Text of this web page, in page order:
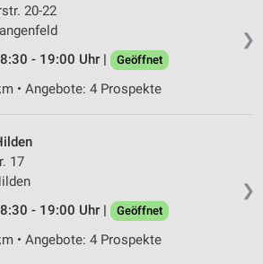
❯
20-22
- 19:00 Uhr |
Geöffnet
• Angebote: 4 Prospekte
❯
17
- 19:00 Uhr |
Geöffnet
• Angebote: 4 Prospekte